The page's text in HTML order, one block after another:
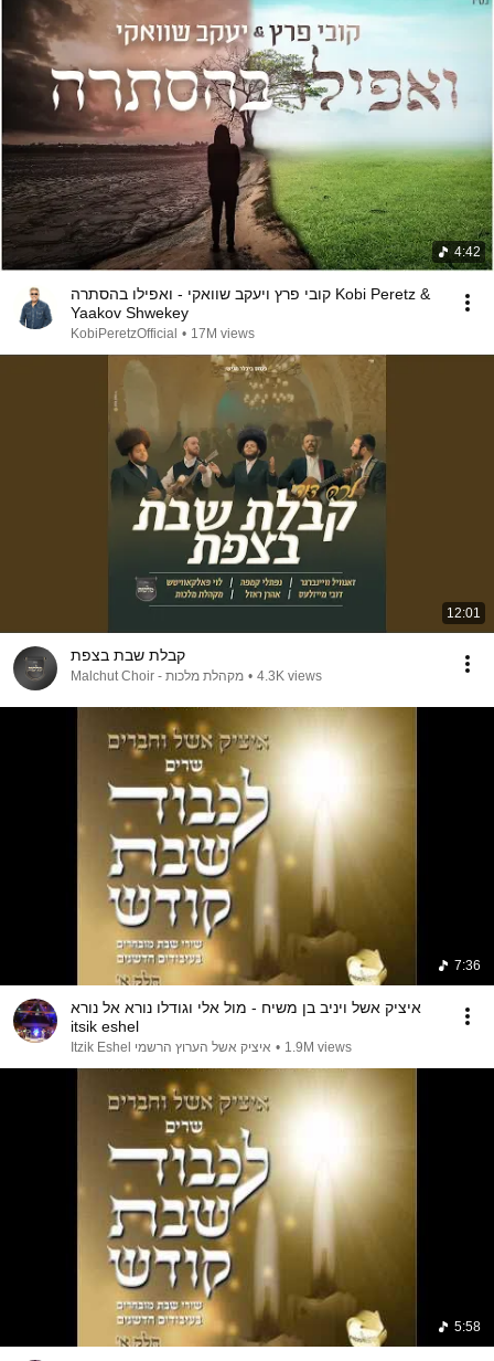
4:42
קובי פרץ ויעקב שוואקי - ואפילו בהסתרה Kobi Peretz &
Yaakov Shwekey
KobiPeretzOfficial • 17M views
12:01
קבלת שבת בצפת
מקהלת מלכות - Malchut Choir • 4.3K views
7:36
איציק אשל ויניב בן משיח - מול אלי וגודלו נורא אל נורא
itsik eshel
איציק אשל הערוץ הרשמי Itzik Eshel • 1.9M views
5:58